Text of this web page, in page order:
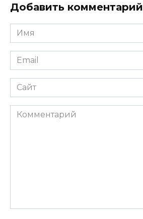
Добавить комментарий
Имя
*
Email
*
Сайт
Комментарий